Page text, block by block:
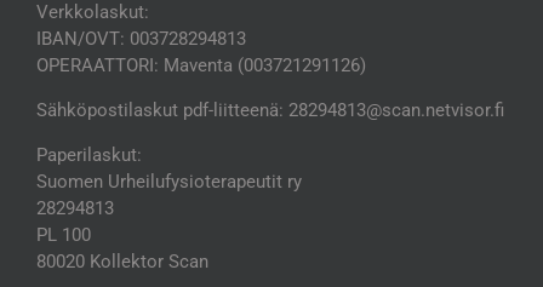
Verkkolaskut:
IBAN/OVT: 003728294813
OPERAATTORI: Maventa (003721291126)
Sähköpostilaskut pdf-liitteenä: 28294813@scan.netvisor.fi
Paperilaskut:
Suomen Urheilufysioterapeutit ry
28294813
PL 100
80020 Kollektor Scan